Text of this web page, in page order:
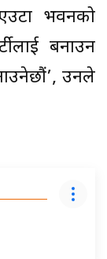
भवनको
बनाउन
उनले